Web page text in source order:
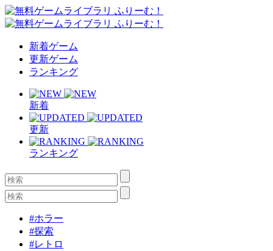
新着ゲーム
更新ゲーム
ランキング
新着
更新
ランキング
#ホラー
#探索
#レトロ